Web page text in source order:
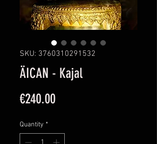
SKU: 3760310291532
ÄICAN - Kajal
€240.00Price
Quantity *